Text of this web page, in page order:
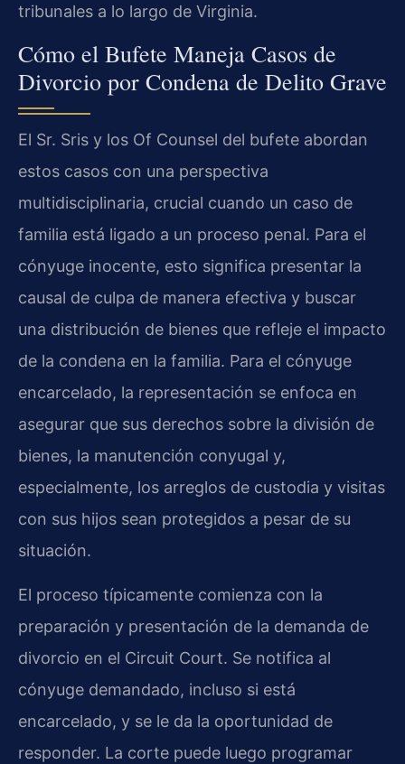
tribunales a lo largo de Virginia.
Cómo el Bufete Maneja Casos de
Divorcio por Condena de Delito Grave
El Sr. Sris y los Of Counsel del bufete abordan
estos casos con una perspectiva
multidisciplinaria, crucial cuando un caso de
familia está ligado a un proceso penal. Para el
cónyuge inocente, esto significa presentar la
causal de culpa de manera efectiva y buscar
una distribución de bienes que refleje el impacto
de la condena en la familia. Para el cónyuge
encarcelado, la representación se enfoca en
asegurar que sus derechos sobre la división de
bienes, la manutención conyugal y,
especialmente, los arreglos de custodia y visitas
con sus hijos sean protegidos a pesar de su
situación.
El proceso típicamente comienza con la
preparación y presentación de la demanda de
divorcio en el Circuit Court. Se notifica al
cónyuge demandado, incluso si está
encarcelado, y se le da la oportunidad de
responder. La corte puede luego programar